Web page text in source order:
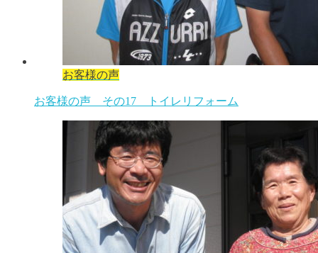
お客様の声
お客様の声 その17 トイレリフォーム